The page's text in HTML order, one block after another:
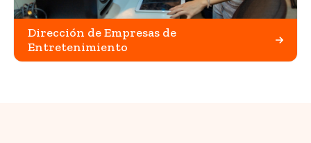
Dirección de Empresas de
Entretenimiento